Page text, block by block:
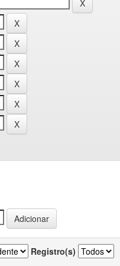
Registro(s)